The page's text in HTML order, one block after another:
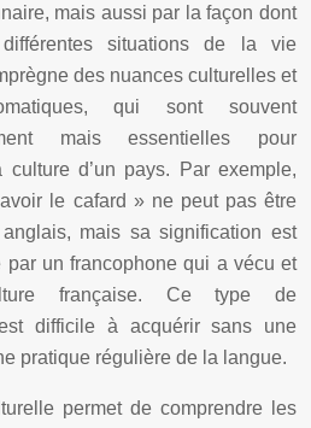
mais aussi par la façon dont
situations de la vie
des nuances culturelles et
qui sont souvent
mais essentielles pour
culture d’un pays. Par exemple,
avoir le cafard » ne peut pas être
mais sa signification est
par un francophone qui a vécu et
française. Ce type de
difficile à acquérir sans une
pratique régulière de la langue.
permet de comprendre les